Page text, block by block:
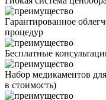
Гарантированное
процедур
Бесплатные
Набор медикаментов
в стоимость)